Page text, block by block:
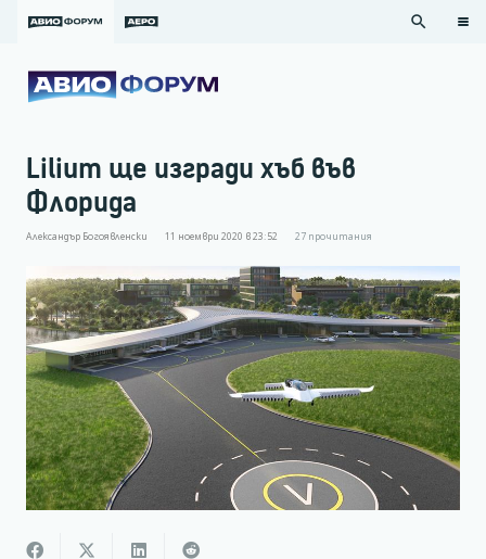
search
Lilium ще изгради хъб във
Флорида
Александър Богоявленски 11 ноември 2020 в 23:52 27 прочитания